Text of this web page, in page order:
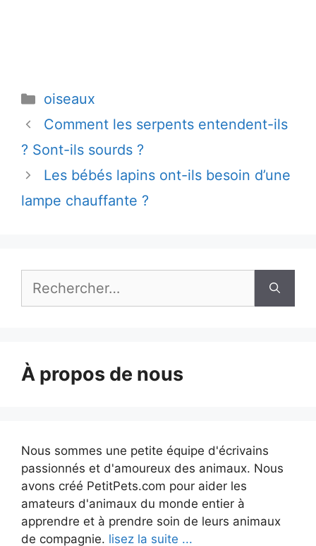
Catégories
oiseaux
Comment les serpents entendent-ils
? Sont-ils sourds ?
Les bébés lapins ont-ils besoin d’une
lampe chauffante ?
À propos de nous
Nous sommes une petite équipe d'écrivains
passionnés et d'amoureux des animaux. Nous
avons créé PetitPets.com pour aider les
amateurs d'animaux du monde entier à
apprendre et à prendre soin de leurs animaux
de compagnie. lisez la suite ...